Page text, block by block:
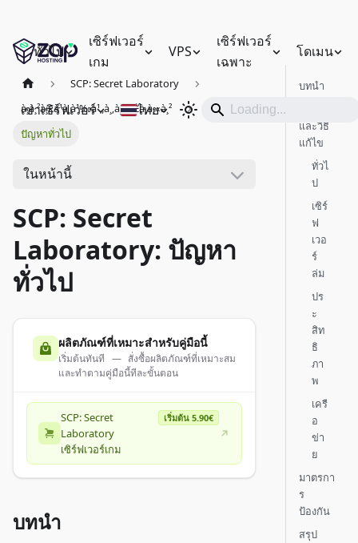
ทั่วไป
เซิร์ฟเวอร์
เกม
VPS
เซิร์ฟเวอร์
เฉพาะ
โดเมน
เช่าเซิร์ฟเวอร์ ไทย
SCP: Secret Laboratory
à¸à¸²à¸£à¹à¸à¹‰à¹„à¸‚à¸›à¸±à¸à¸«à¸²
ปัญหาทั่วไป
ในหน้านี้
SCP: Secret
Laboratory: ปัญหา
ทั่วไป
ผลิตภัณฑ์ที่เหมาะสำหรับคู่มือนี้
เริ่มต้นทันที — สั่งซื้อผลิตภัณฑ์ที่เหมาะสม
และทำตามคู่มือนี้ทีละขั้นตอน
SCP: Secret
Laboratory
เซิร์ฟเวอร์เกม
เริ่มต้น 5.90€
บทนำ
บทนำ
และวิธี
แก้ไข
ทั่วไ
ป
เซิร์
ฟ
เวอ
ร์
ล่ม
ปร
ะ
สิท
ธิ
ภา
พ
เครื
อ
ข่า
ย
มาตรกา
ร
ป้องกัน
สรุป